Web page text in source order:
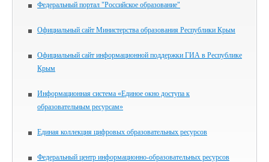
Федеральный портал "Российское образование"
Официальный сайт Министерства образования Республики Крым
Официальный сайт информационной поддержки ГИА в Республике
Крым
Информационная система «Единое окно доступа к
образовательным ресурсам»
Единая коллекция цифровых образовательных ресурсов
Федеральный центр информационно-образовательных ресурсов